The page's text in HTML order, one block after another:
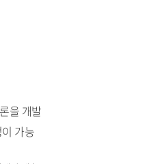
을 개발
가능